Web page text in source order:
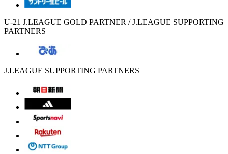
U-21 J.LEAGUE GOLD PARTNER / J.LEAGUE SUPPORTING
PARTNERS
J.LEAGUE SUPPORTING PARTNERS